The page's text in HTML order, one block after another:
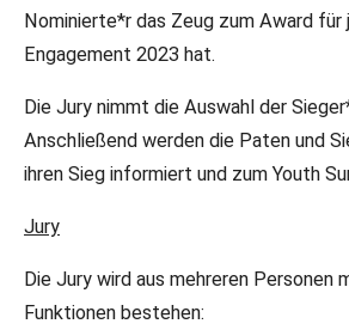
Nominierte*r das Zeug zum Award für
Engagement 2023 hat.
Die Jury nimmt die Auswahl der
Anschließend werden die Paten und
ihren Sieg informiert und zum Youth
Jury
Die Jury wird aus mehreren Personen
Funktionen bestehen: